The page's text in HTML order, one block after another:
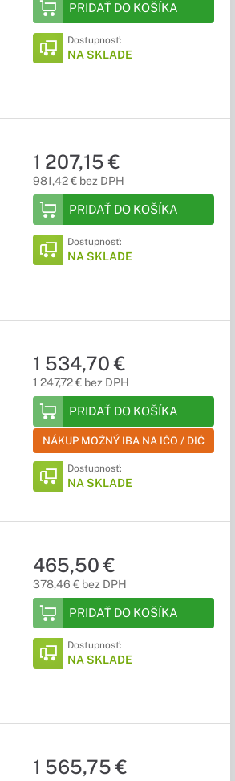
PRIDAŤ DO KOŠÍKA
Dostupnosť:
NA SKLADE
1 207,15 €
981,42 € bez DPH
PRIDAŤ DO KOŠÍKA
Dostupnosť:
NA SKLADE
1 534,70 €
1 247,72 € bez DPH
PRIDAŤ DO KOŠÍKA
NÁKUP MOŽNÝ IBA NA IČO / DIČ
Dostupnosť:
NA SKLADE
465,50 €
378,46 € bez DPH
PRIDAŤ DO KOŠÍKA
Dostupnosť:
NA SKLADE
1 565,75 €